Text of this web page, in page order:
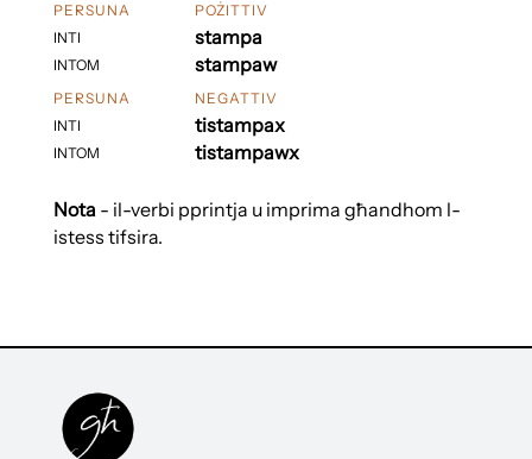
PERSUNA
INTI
INTOM
POŻITTIV
stampa
stampaw
PERSUNA
INTI
INTOM
NEGATTIV
tistampax
tistampawx
Nota- il-verbi pprintja u imprima għandhom l-
istess tifsira.